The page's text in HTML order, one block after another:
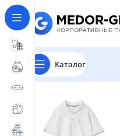
Каталог
Главная Магазин